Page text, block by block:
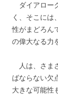
ダイアロー
く、そこには
性がまどろん
の偉大なる力
人は、さま
ばならない欠
大きな可能性